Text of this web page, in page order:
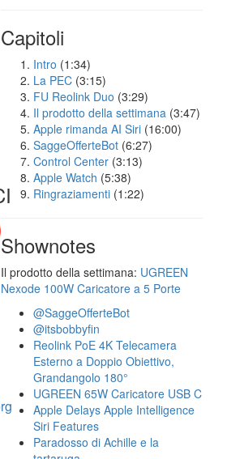
Capitoli
Intro (1:34)
La PEC (3:15)
FU Reolink Duo (3:29)
Il prodotto della settimana (3:47)
Apple rimanda AI Siri (16:00)
SaggeOfferteBot (6:27)
Control Center (3:13)
Apple Watch (5:38)
Ringraziamenti (1:22)
Shownotes
Il prodotto della settimana: UGREEN
Nexode 100W Caricatore a 5 Porte
@SaggeOfferteBot
@itsbobbyfin
Reolink PoE 4K Telecamera
Esterno a Doppio Obiettivo,
Grandangolo 180°
UGREEN 65W Caricatore USB C
Apple Delays Apple Intelligence
Siri Features
Paradosso di Achille e la